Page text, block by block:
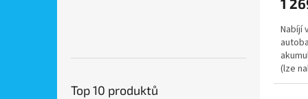
Top 10 produktů
1
Nabíjí
(lze
série).